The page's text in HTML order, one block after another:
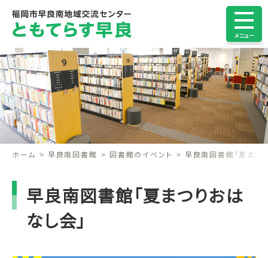
メニュー
ホーム 早良南図書館 図書館のイベント 早良南図書館「夏まつ
早良南図書館「夏まつりおは
なし会」